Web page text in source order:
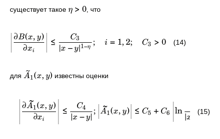
существует такое η > 0, что
∂xi
∂B(x, y) ≤ ∣x − y∣1−η
C3 ; i = 1,2; C3 > 0 (14)
для A1(x, y) известны оценки
∂xi
∂A
~
1(x, y) ≤ ∣x − y∣
C4 ; A
~
1(x, y) ≤ C5 + C6 ln ∣x − ∣
(15)